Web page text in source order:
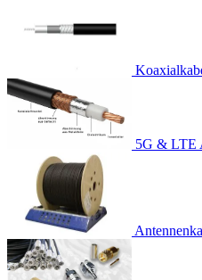
5G & LTE